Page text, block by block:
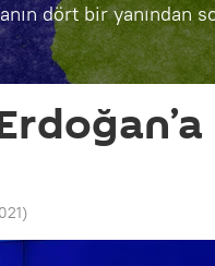
dört bir yanından
)